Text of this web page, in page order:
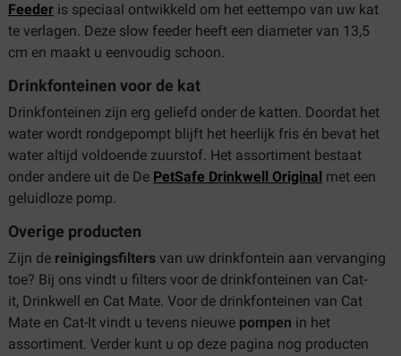
Feeder is speciaal ontwikkeld om het eettempo van uw kat
te verlagen. Deze slow feeder heeft een diameter van 13,5
cm en maakt u eenvoudig schoon.
Drinkfonteinen voor de kat
Drinkfonteinen zijn erg geliefd onder de katten. Doordat het
water wordt rondgepompt blijft het heerlijk fris én bevat het
water altijd voldoende zuurstof. Het assortiment bestaat
onder andere uit de De PetSafe Drinkwell Original met een
geluidloze pomp.
Overige producten
Zijn de reinigingsfilters van uw drinkfontein aan vervanging
toe? Bij ons vindt u filters voor de drinkfonteinen van Cat-
it, Drinkwell en Cat Mate. Voor de drinkfonteinen van Cat
Mate en Cat-It vindt u tevens nieuwe pompen in het
assortiment. Verder kunt u op deze pagina nog producten